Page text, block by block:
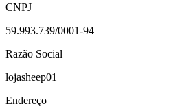
CNPJ
59.993.739/0001-94
Razão Social
lojasheep01
Endereço